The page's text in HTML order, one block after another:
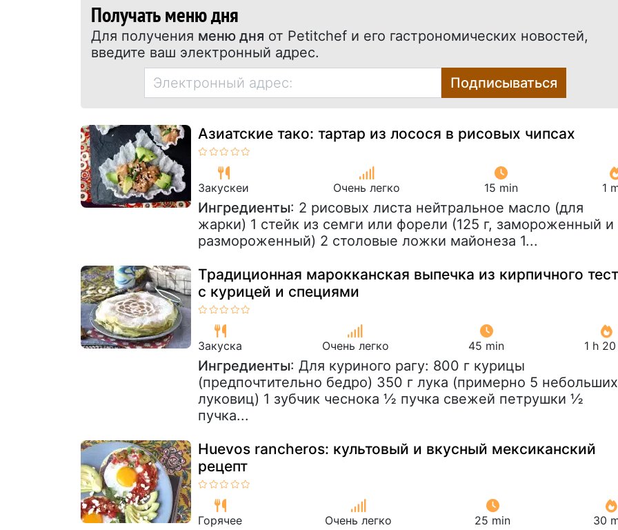
Получать меню дня
Для получения меню дня от Petitchef и его гастрономических новостей,
введите ваш электронный адрес.
Подписываться
Азиатские тако: тартар из лосося в рисовых чипсах
Закускeи Очень легко 15 min 1
Ингредиенты: 2 рисовых листа нейтральное масло (для
жарки) 1 стейк из семги или форели (125 г, замороженный и
размороженный) 2 столовые ложки майонеза 1...
Традиционная марокканская выпечка из кирпичного
с курицей и специями
Закуска Очень легко 45 min 1 h
Ингредиенты: Для куриного рагу: 800 г курицы
(предпочтительно бедро) 350 г лука (примерно 5 небольших
луковиц) 1 зубчик чеснока ½ пучка свежей петрушки ½
пучка...
Huevos rancheros: культовый и вкусный мексиканский
рецепт
Горячее Очень легко 25 min 30